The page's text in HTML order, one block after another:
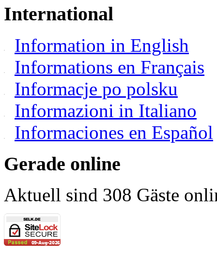
International
Information in English
Informations en Français
Informacje po polsku
Informazioni in Italiano
Informaciones en Español
Gerade online
Aktuell sind 308 Gäste